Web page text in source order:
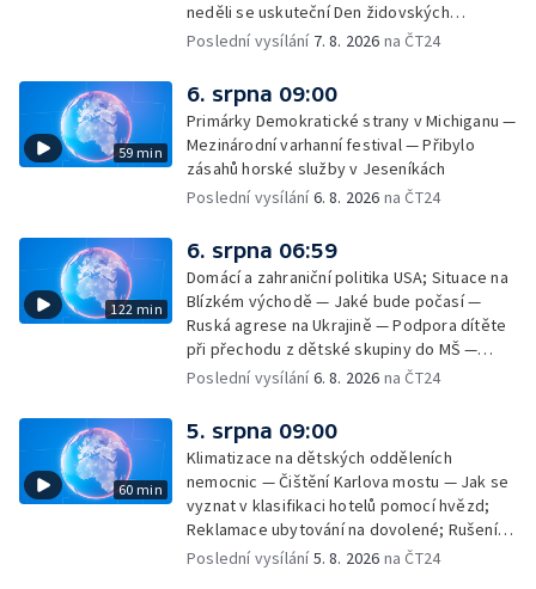
neděli se uskuteční Den židovských
památek — Vila Tugendhat slaví 25 let na
atletice 2026 — Výzkum: epidemie digitálních
závislostí je mýtus — Demolice vyhořelé
výškové budovy ve Zlíně
Poslední vysílání 7. 8. 2026 na ČT24
59 min
6. srpna 09:00
Primárky Demokratické strany v Michiganu —
Mezinárodní varhanní festival — Přibylo
zásahů horské služby v Jeseníkách
Poslední vysílání6. 8. 2026 na ČT24
122 min
6. srpna 06:59
Domácí a zahraniční politika USA; Situace na
Blízkém východě — Jaké bude počasí —
Ruská agrese na Ukrajině — Podpora dítěte
při přechodu z dětské skupiny do MŠ —
Filmové premiéry týdne — Dvě deci tuše v
rakovinu prsu
Poslední vysílání6. 8. 2026 na ČT24
60 min
5. srpna 09:00
Klimatizace na dětských odděleních
nemocnic — Čištění Karlova mostu — Jak se
vyznat v klasifikaci hotelů pomocí hvězd;
Reklamace ubytování na dovolené; Rušení
dovolené kvůli přírodním živlům; Práva
Poslední vysílání5. 8. 2026 na ČT24